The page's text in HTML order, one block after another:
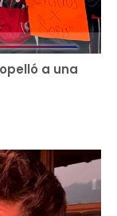
a una